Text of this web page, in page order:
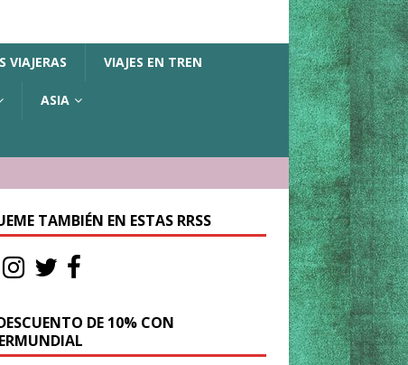
VIAJERAS VIAJES EN TREN
ASIA
TAMBIÉN EN ESTAS RRSS
DE 10% CON